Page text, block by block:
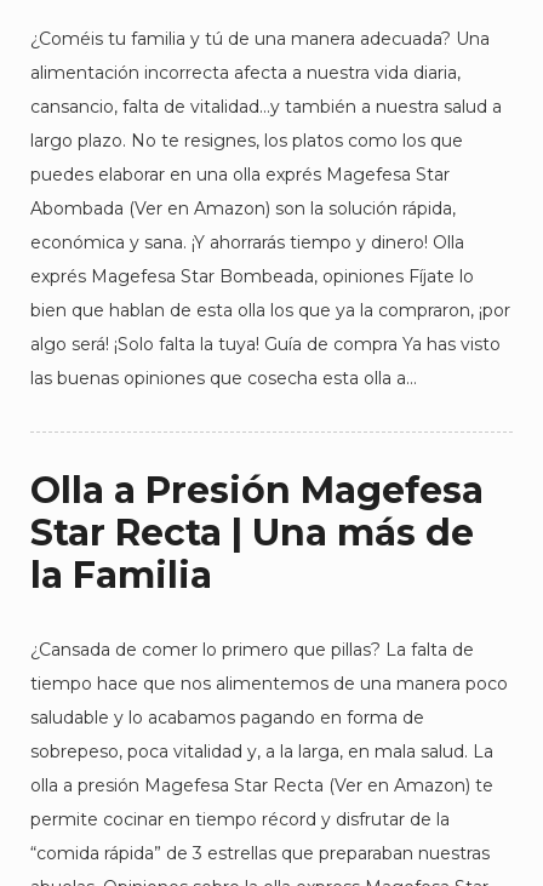
¿Coméis tu familia y tú de una manera adecuada? Una
alimentación incorrecta afecta a nuestra vida diaria,
cansancio, falta de vitalidad…y también a nuestra salud a
largo plazo. No te resignes, los platos como los que
puedes elaborar en una olla exprés Magefesa Star
Abombada (Ver en Amazon) son la solución rápida,
económica y sana. ¡Y ahorrarás tiempo y dinero! Olla
exprés Magefesa Star Bombeada, opiniones Fíjate lo
bien que hablan de esta olla los que ya la compraron, ¡por
algo será! ¡Solo falta la tuya! Guía de compra Ya has visto
las buenas opiniones que cosecha esta olla a…
Olla a Presión Magefesa
Star Recta | Una más de
la Familia
¿Cansada de comer lo primero que pillas? La falta de
tiempo hace que nos alimentemos de una manera poco
saludable y lo acabamos pagando en forma de
sobrepeso, poca vitalidad y, a la larga, en mala salud. La
olla a presión Magefesa Star Recta (Ver en Amazon) te
permite cocinar en tiempo récord y disfrutar de la
“comida rápida” de 3 estrellas que preparaban nuestras